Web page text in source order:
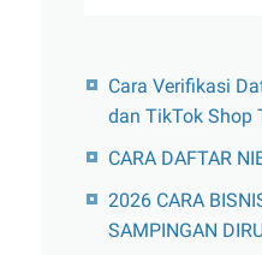
Cara Verifikasi
dan TikTok Shop
CARA DAFTAR
2026 CARA
SAMPINGAN